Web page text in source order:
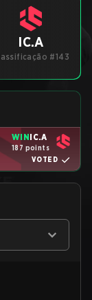
IC.A
#143
WINIC.A
187 points
VOTED